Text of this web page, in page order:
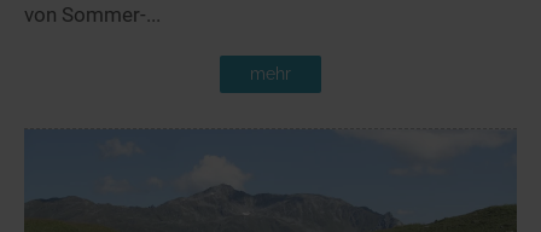
von Sommer-...
mehr